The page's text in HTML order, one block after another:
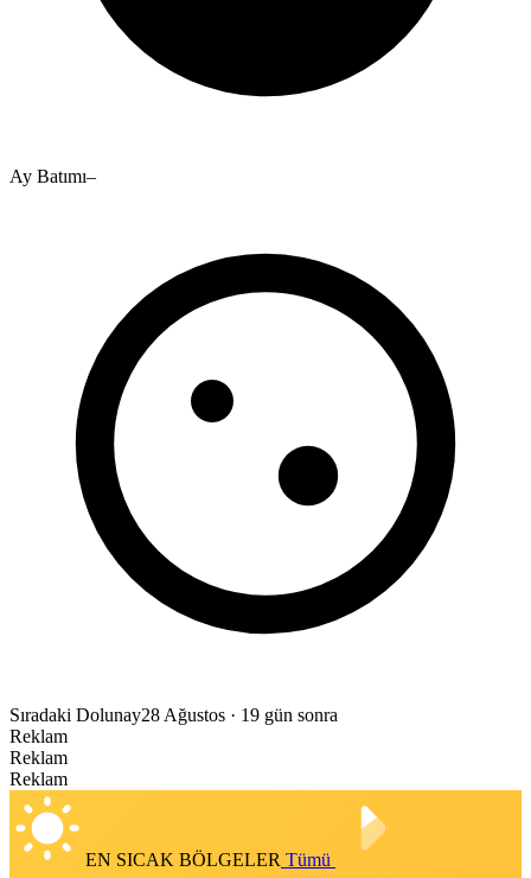
Ay Batımı–
Sıradaki Dolunay28 Ağustos · 19 gün sonra
Reklam
Reklam
Reklam
EN SICAK BÖLGELER Tümü